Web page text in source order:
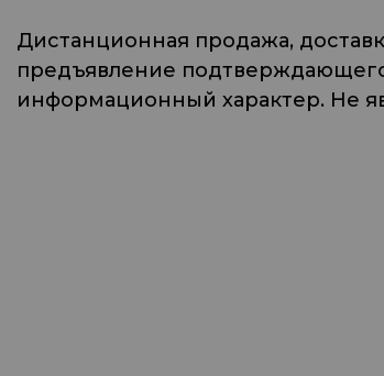
Дистанционная продажа,
предъявление
информационный характер. Не